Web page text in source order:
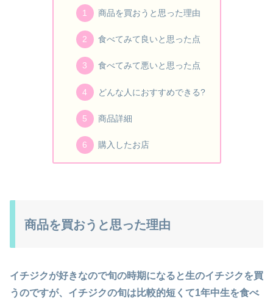
商品を買おうと思った理由
食べてみて良いと思った点
食べてみて悪いと思った点
どんな人におすすめできる?
商品詳細
購入したお店
商品を買おうと思った理由
イチジクが好きなので旬の時期になると生のイチジクを買
うのですが、イチジクの旬は比較的短くて1年中生を食べ